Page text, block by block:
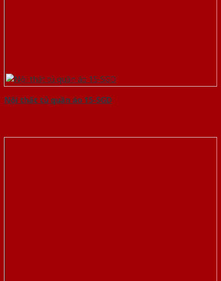
Nội thất tủ quần áo 15-SGD